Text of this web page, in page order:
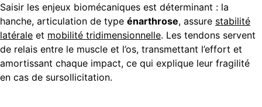
Saisir les enjeux biomécaniques est déterminant : la
hanche, articulation de type énarthrose, assure stabilité
latérale et mobilité tridimensionnelle. Les tendons servent
de relais entre le muscle et l’os, transmettant l’effort et
amortissant chaque impact, ce qui explique leur fragilité
en cas de sursollicitation.